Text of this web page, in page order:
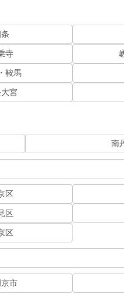
寺
鞍馬
宮
南
区
区
区
市